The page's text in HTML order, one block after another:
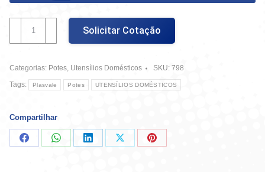
Retangular
Cristal
Azul
Turq.
-
Plasvale
quantidade
Solicitar Cotação
Categorias: Potes, Utensílios Domésticos SKU: 798
Tags:
Plasvale Potes UTENSÍLIOS DOMÉSTICOS
Compartilhar
CompartilharCompartilharCompartilharCompartilharCompartilhar